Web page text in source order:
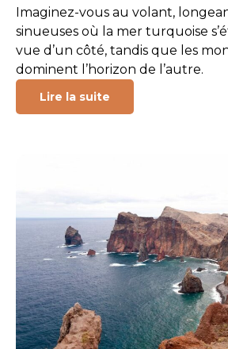
Imaginez-vous au volant,
sinueuses où la mer turquoise
vue d’un côté, tandis que les
dominent l’horizon de l’autre.
Lire la suite